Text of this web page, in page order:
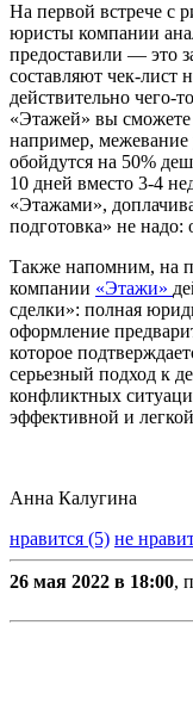
На первой встрече с
юристы компании
предоставили — это
составляют чек-лист
действительно чего-
«Этажей» вы
например, межевание
обойдутся на 50%
10 дней вместо 3-4
«Этажами»,
подготовка» не надо:
Также напомним, на
компании «Этажи»
сделки»: полная
оформление
которое
серьезный подход к
конфликтных
эффективной и
Анна Калугина
нравится (5) не
26 мая 2022 в 18:00,